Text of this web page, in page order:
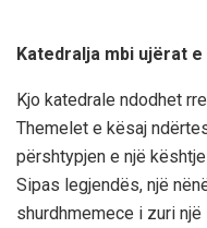
Katedralja mbi ujërat
Kjo katedrale ndodhet
Themelet e kësaj
përshtypjen e një
Sipas legjendës, një
shurdhmemece i zuri